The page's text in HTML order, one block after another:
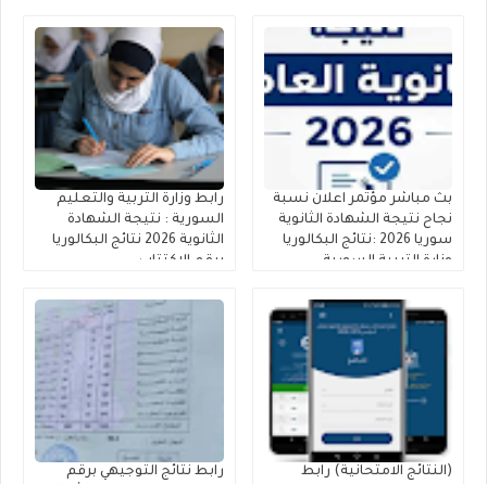
بث مباشر مؤتمر اعلان نسبة
نجاح نتيجة الشهادة الثانوية
سوريا 2026 :نتائج البكالوريا
وزارة التربية السورية
رابط وزارة التربية والتعليم
السورية : نتيجة الشهادة
الثانوية 2026 نتائج البكالوريا
برقم الاكتتاب
(النتائج الامتحانية) رابط
رابط نتائج التوجيهي برقم